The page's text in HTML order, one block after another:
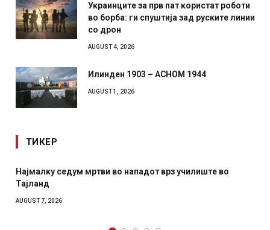
Украинците за прв пат користат роботи
во борба: ги спуштија зад руските линии
со дрон
AUGUST 4, 2026
Илинден 1903 – АСНОМ 1944
AUGUST 1, 2026
ТИКЕР
седум мртви во нападот врз училиште во
СОЗИС: